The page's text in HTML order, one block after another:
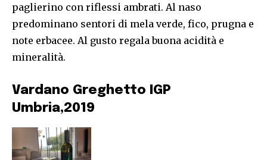
paglierino con riflessi ambrati. Al naso
predominano sentori di mela verde, fico, prugna e
note erbacee. Al gusto regala buona acidità e
mineralità.
Vardano Greghetto IGP
Umbria,2019